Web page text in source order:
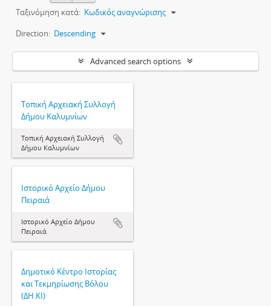
Ταξινόμηση κατά: Κωδικός αναγνώρισης
Direction: Descending
Advanced search options
Τοπική Αρχειακή Συλλογή
Δήμου Καλυμνίων
Τοπική Αρχειακή Συλλογή
Δήμου Καλυμνίων
Ιστορικό Αρχείο Δήμου
Πειραιά
Ιστορικό Αρχείο Δήμου
Πειραιά
Δημοτικό Κέντρο Ιστορίας
και Τεκμηρίωσης Βόλου
(ΔΗ.ΚΙ)